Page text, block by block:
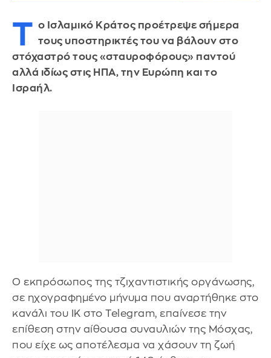
Τ ο Ισλαμικό Κράτος προέτρεψε σήμερα
τους υποστηρικτές του να βάλουν στο
στόχαστρό τους «σταυροφόρους» παντού
αλλά ιδίως στις ΗΠΑ, την Ευρώπη και το
Ισραήλ.
Ο εκπρόσωπος της τζιχαντιστικής οργάνωσης,
σε ηχογραφημένο μήνυμα που αναρτήθηκε στο
κανάλι του ΙΚ στο Telegram, επαίνεσε την
επίθεση στην αίθουσα συναυλιών της Μόσχας,
που είχε ως αποτέλεσμα να χάσουν τη ζωή